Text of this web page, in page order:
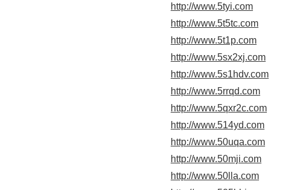
http://www.5tyi.com
http://www.5t5tc.com
http://www.5t1p.com
http://www.5sx2xj.com
http://www.5s1hdv.com
http://www.5rrqd.com
http://www.5qxr2c.com
http://www.514yd.com
http://www.50uqa.com
http://www.50mji.com
http://www.50lla.com